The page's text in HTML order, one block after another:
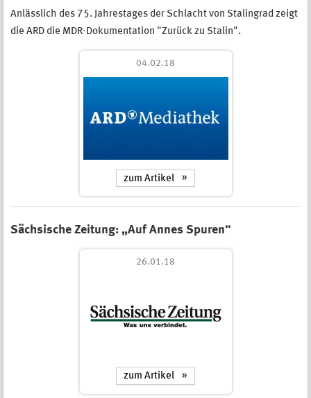
Anlässlich des 75. Jahrestages der Schlacht von Stalingrad zeigt
die ARD die MDR-Dokumentation "Zurück zu Stalin".
04.02.18
zum Artikel
Sächsische Zeitung: „Auf Annes Spuren“
26.01.18
zum Artikel